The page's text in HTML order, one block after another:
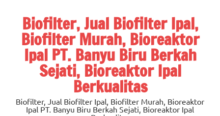
contentBiofilter, Jual Biofilter Ipal,
Biofilter Murah, Bioreaktor
Ipal PT. Banyu Biru Berkah
Sejati, Bioreaktor Ipal
Berkualitas
Biofilter, Jual Biofilter Ipal, Biofilter Murah, Bioreaktor
Ipal PT. Banyu Biru Berkah Sejati, Bioreaktor Ipal